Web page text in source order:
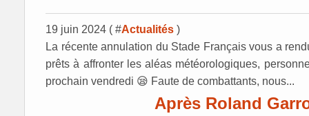
19 juin 2024 ( #Actualités )
La récente annulation du Stade Français vous a
prêts à affronter les aléas météorologiques,
prochain vendredi 😪 Faute de combattants, nous...
Après Roland